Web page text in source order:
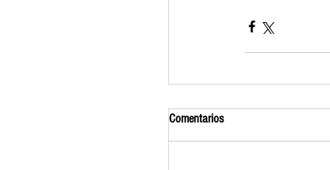
Comentarios